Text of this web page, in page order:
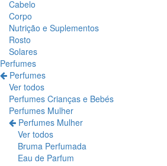
Cabelo
Corpo
Nutrição e Suplementos
Rosto
Solares
Perfumes
Perfumes
Ver todos
Perfumes Crianças e Bebés
Perfumes Mulher
Perfumes Mulher
Ver todos
Bruma Perfumada
Eau de Parfum